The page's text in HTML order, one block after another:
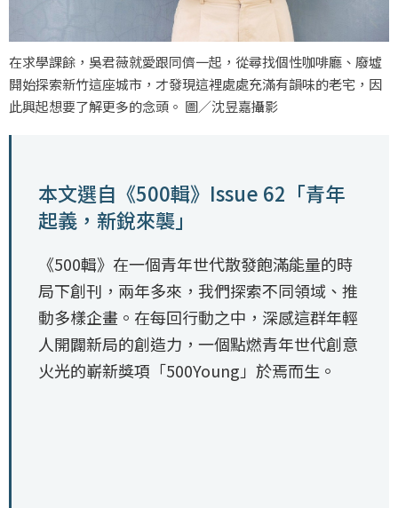
在求學課餘，吳君薇就愛跟同儕一起，從尋找個性咖啡廳、廢墟
開始探索新竹這座城市，才發現這裡處處充滿有韻味的老宅，因
此興起想要了解更多的念頭。 圖／沈昱嘉攝影
本文選自《500輯》Issue 62「青年
起義，新銳來襲」
《500輯》在一個青年世代散發飽滿能量的時
局下創刊，兩年多來，我們探索不同領域、推
動多樣企畫。在每回行動之中，深感這群年輕
人開闢新局的創造力，一個點燃青年世代創意
火光的嶄新獎項「500Young」於焉而生。